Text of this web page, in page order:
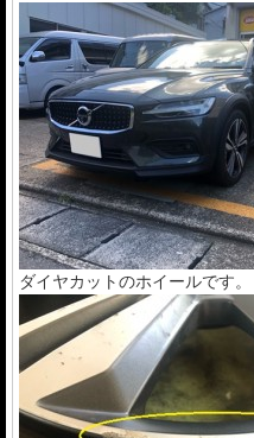
ダイヤカットのホイールです。